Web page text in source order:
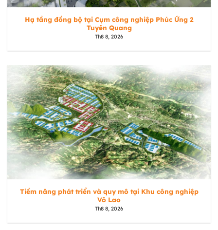
Hạ tầng đồng bộ tại Cụm công nghiệp Phúc Ứng 2
Tuyên Quang
Th8 8, 2026
Tiềm năng phát triển và quy mô tại Khu công nghiệp
Võ Lao
Th8 8, 2026